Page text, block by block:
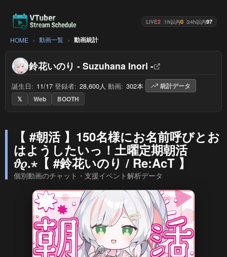
LIVE2 1h以内0 24h以内97
HOME 動画一覧 動画統計
鈴花いのり - Suzuhana Inori -
誕生日: 11/17 登録者: 28,600人 動画: 302本
統計データ
𝕏
Web BOOTH
【 #朝活 】150名様にお名前呼びとお
はようしたいっ！土曜定期朝活
𝜗𝜚.⋆【 #鈴花いのり / Re:AcT 】
個別動画のチャット・支援イベント解析データ